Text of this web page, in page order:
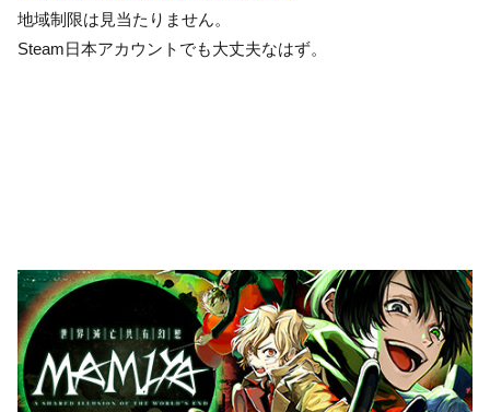
地域制限は見当たりません。
Steam日本アカウントでも大丈夫なはず。